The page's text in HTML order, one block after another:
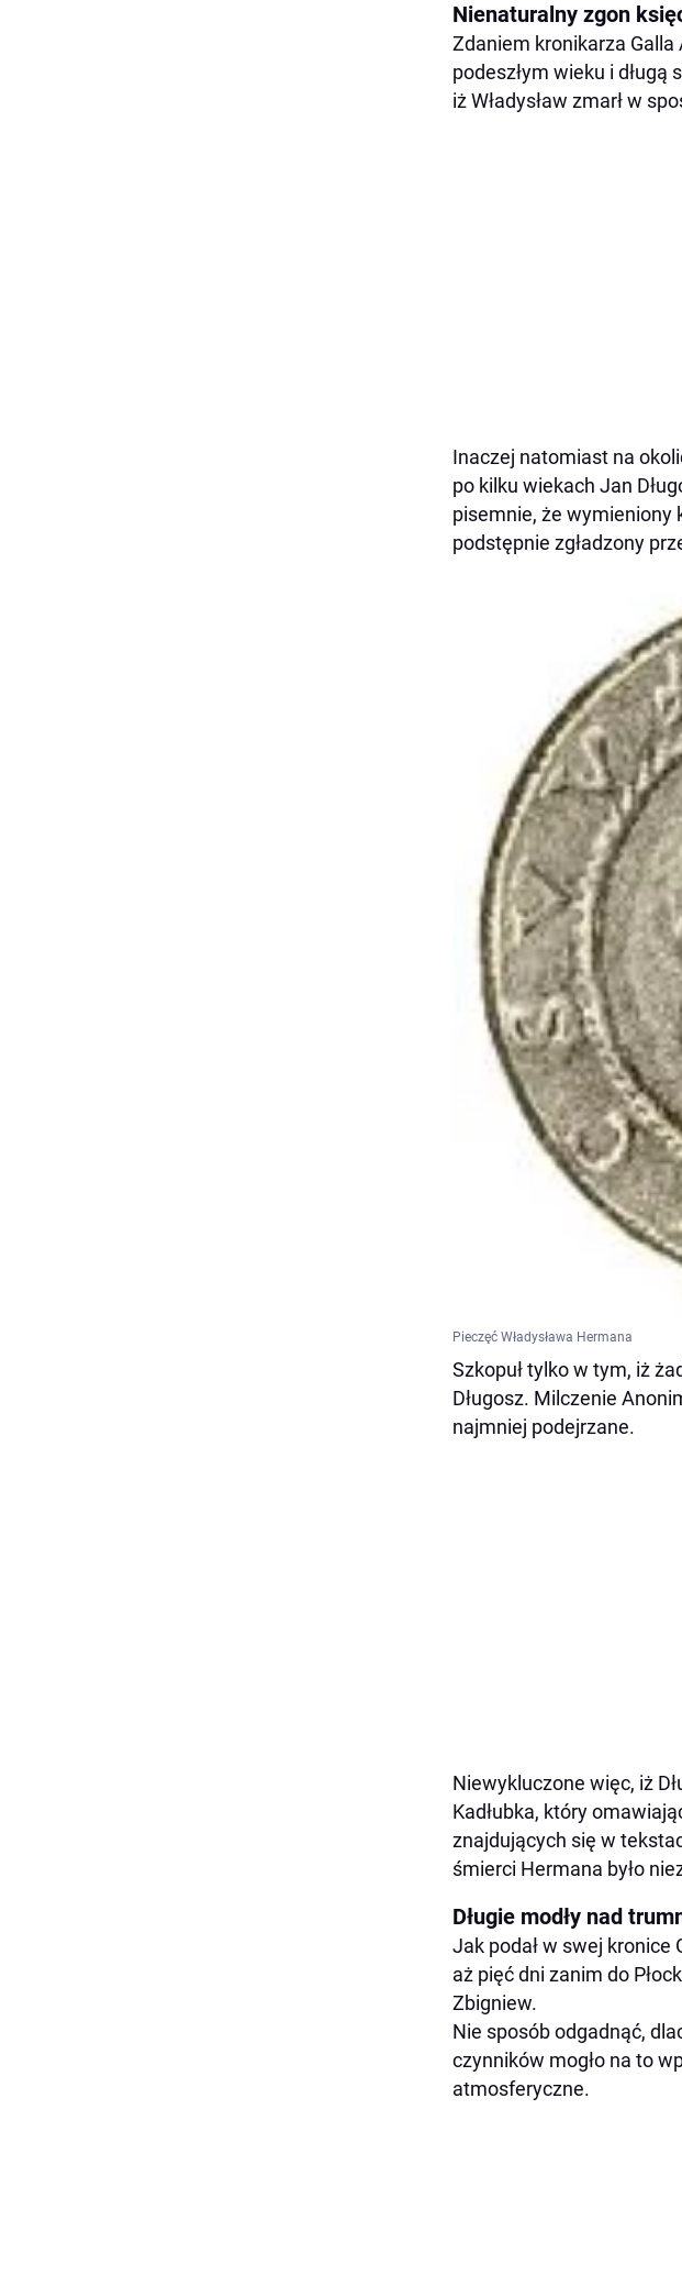
Nienaturalny zgon
Zdaniem kronikarza Galla
podeszłym wieku i długą
iż Władysław zmarł w
Inaczej natomiast na
po kilku wiekach Jan
pisemnie, że wymieniony
podstępnie zgładzony
Pieczęć Władysława Hermana
Szkopuł tylko w tym, iż
Długosz. Milczenie
najmniej podejrzane.
Niewykluczone więc, iż
Kadłubka, który
znajdujących się w
śmierci Hermana było
Długie modły nad
Jak podał w swej kronice
aż pięć dni zanim do
Zbigniew.
Nie sposób odgadnąć,
czynników mogło na to
atmosferyczne.